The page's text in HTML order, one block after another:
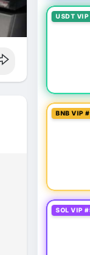
USDT
BNB VIP
SOL VIP